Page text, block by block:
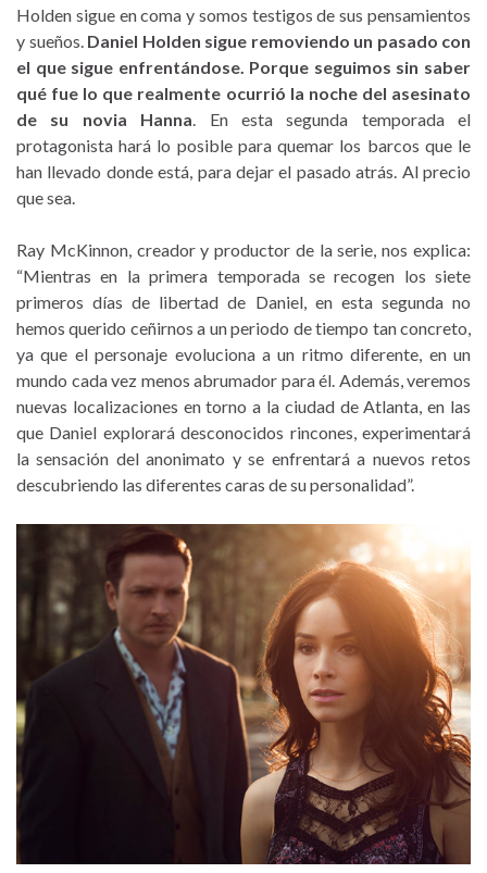
Holden sigue en coma y somos testigos de sus pensamientos
y sueños. Daniel Holden sigue removiendo un pasado con
el que sigue enfrentándose. Porque seguimos sin saber
qué fue lo que realmente ocurrió la noche del asesinato
de su novia Hanna. En esta segunda temporada el
protagonista hará lo posible para quemar los barcos que le
han llevado donde está, para dejar el pasado atrás. Al precio
que sea.
Ray McKinnon, creador y productor de la serie, nos explica:
“Mientras en la primera temporada se recogen los siete
primeros días de libertad de Daniel, en esta segunda no
hemos querido ceñirnos a un periodo de tiempo tan concreto,
ya que el personaje evoluciona a un ritmo diferente, en un
mundo cada vez menos abrumador para él. Además, veremos
nuevas localizaciones en torno a la ciudad de Atlanta, en las
que Daniel explorará desconocidos rincones, experimentará
la sensación del anonimato y se enfrentará a nuevos retos
descubriendo las diferentes caras de su personalidad”.